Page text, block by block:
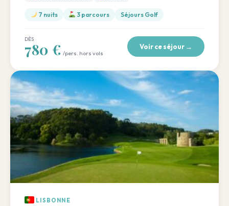
7 nuits 3 parcours Séjours Golf
DÈS
780 € /pers. hors vols
Voir ce séjour →
LISBONNE